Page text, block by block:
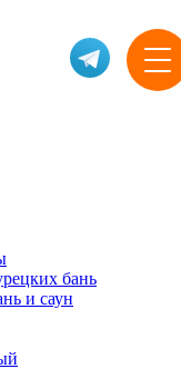
бань
и саун